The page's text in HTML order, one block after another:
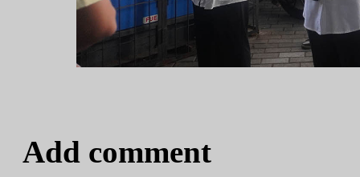
Add comment